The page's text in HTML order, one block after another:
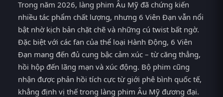
Trong năm 2026, làng phim Âu Mỹ đã chứng kiến
nhiều tác phẩm chất lượng, nhưng 6 Viên Đạn vẫn nổi
bật nhờ kịch bản chặt chẽ và những cú twist bất ngờ.
Đặc biệt với các fan của thể loại Hành Động, 6 Viên
Đạn mang đến đủ cung bậc cảm xúc – từ căng thẳng,
hồi hộp đến lãng mạn và xúc động. Bộ phim cũng
nhận được phản hồi tích cực từ giới phê bình quốc tế,
khẳng định vị thế trong làng phim Âu Mỹ đương đại.